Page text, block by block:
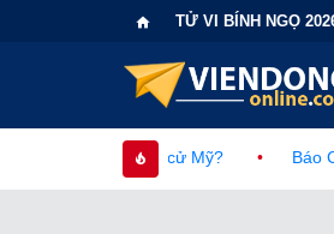
TỬ VI BÍNH NGỌ
Báo Cáo Mới Của Hạ Viện